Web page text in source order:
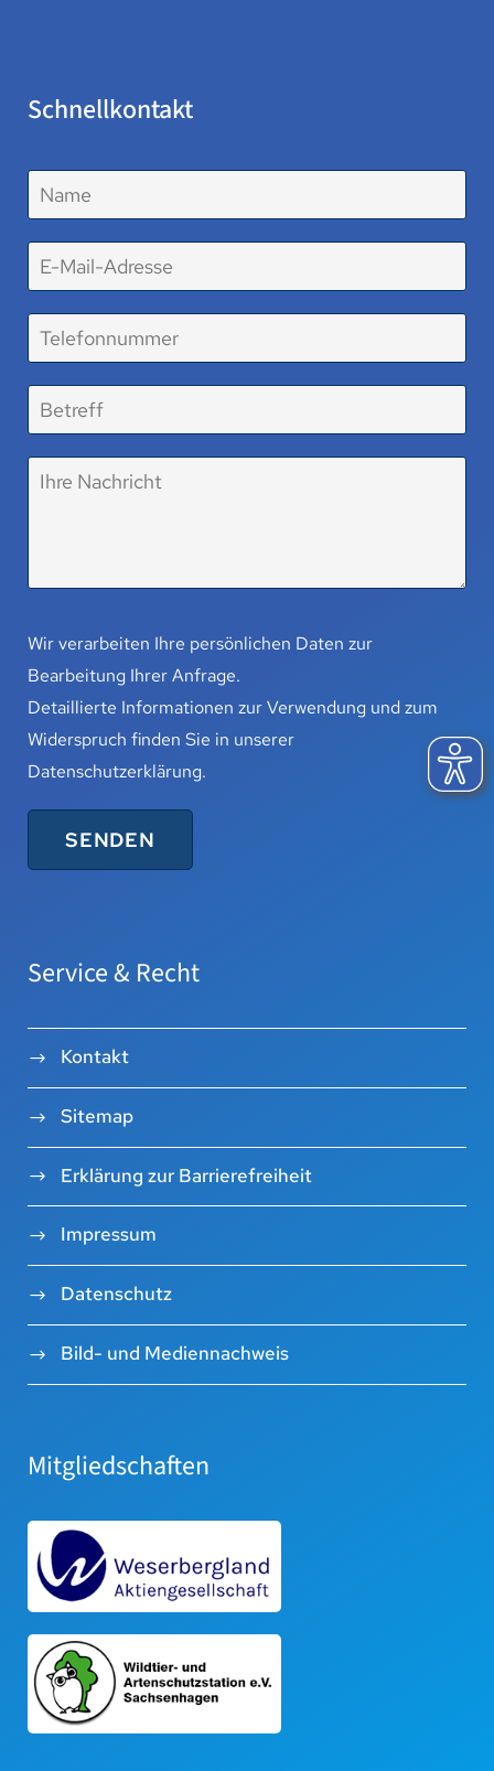
Schnellkontakt
Wir verarbeiten Ihre persönlichen Daten zur
Bearbeitung Ihrer Anfrage.
Detaillierte Informationen zur Verwendung und zum
Widerspruch finden Sie in unserer
Datenschutzerklärung.
Service & Recht
Kontakt
Sitemap
Erklärung zur Barrierefreiheit
Impressum
Datenschutz
Bild- und Mediennachweis
Mitgliedschaften